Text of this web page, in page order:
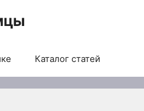
Каталог статей